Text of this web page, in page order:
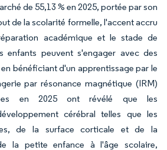
de 55,13 % en 2025, portée par son
de la scolarité formelle, l'accent accru
académique et le stade de
enfants peuvent s'engager avec des
bénéficiant d'un apprentissage par le
par résonance magnétique (IRM)
en 2025 ont révélé que les
cérébral telles que les
de la surface corticale et de la
la petite enfance à l'âge scolaire,